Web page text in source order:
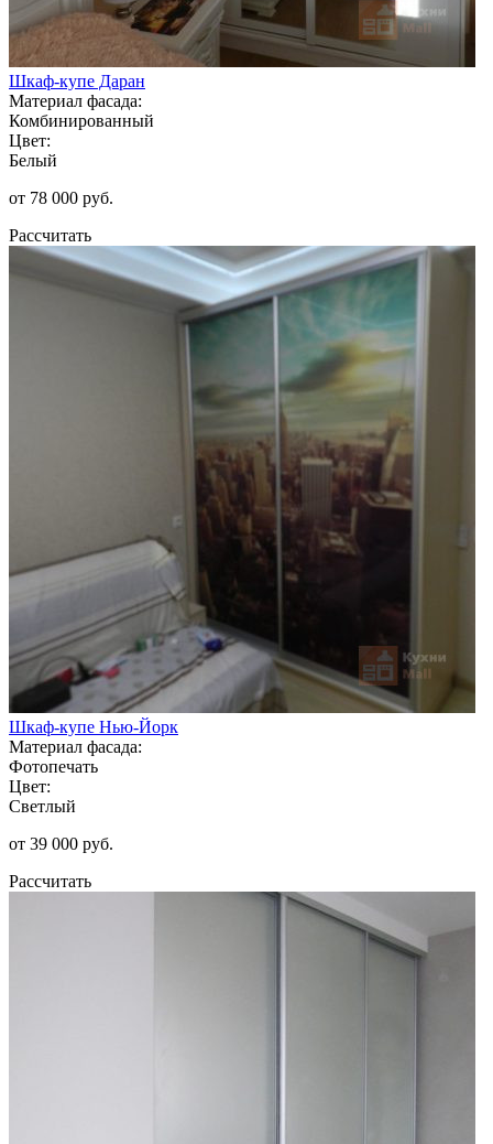
Шкаф-купе Даран
Материал фасада:
Комбинированный
Цвет:
Белый
от 78 000 руб.
Рассчитать
Шкаф-купе Нью-Йорк
Материал фасада:
Фотопечать
Цвет:
Светлый
от 39 000 руб.
Рассчитать